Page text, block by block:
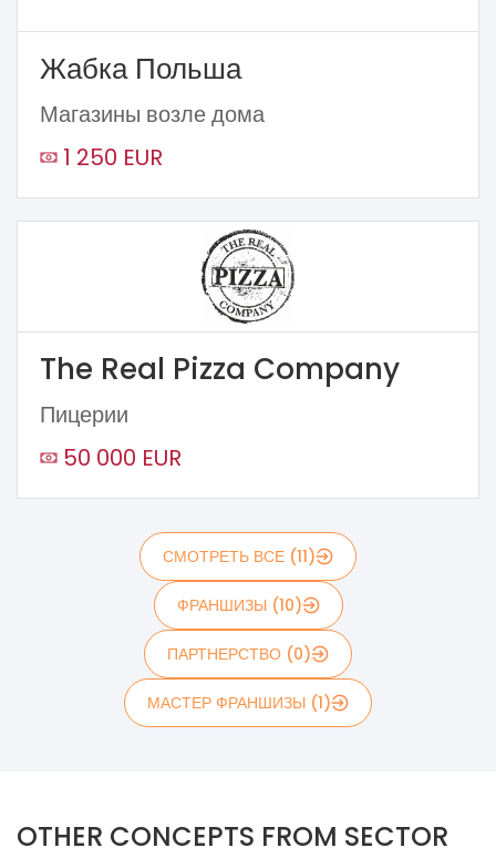
Жабка Польша
Магазины возле дома
1 250 EUR
The Real Pizza Company
Пицерии
50 000 EUR
СМОТРЕТЬ ВСЕ (11)
ФРАНШИЗЫ (10)
ПАРТНЕРСТВО (0)
МАСТЕР ФРАНШИЗЫ (1)
OTHER CONCEPTS FROM SECTOR